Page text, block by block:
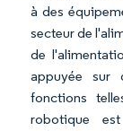
à des
secteur de
de
appuyée sur
fonctions
robotique